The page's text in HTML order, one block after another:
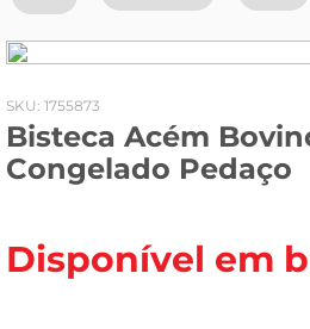
: 1755873
Bisteca Acém
Congelado Pedaço
Disponível em
geladeira
fogao
café
cerveja
leite